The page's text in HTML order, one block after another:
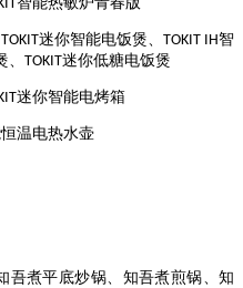
TOKIT迷你智能电饭煲、 TOKIT IH智
TOKIT迷你低糖电饭煲
迷你智能电烤箱
温电热水壶
吾煮平底炒锅、知吾煮煎锅、知